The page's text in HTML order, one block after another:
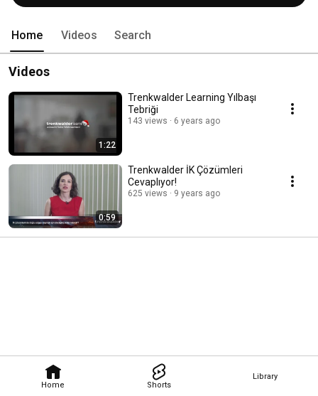
Home Shorts
Library
Home Videos Search
Videos
1:22
Trenkwalder Learning Yılbaşı
Tebriği
143 views 6 years ago
0:59
Trenkwalder İK Çözümleri
Cevaplıyor!
625 views 9 years ago